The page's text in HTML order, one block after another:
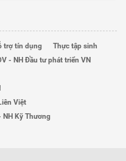
trợ tín dụng
Thực tập sinh
- NH Đầu tư phát triển VN
Việt
NH Kỹ Thương